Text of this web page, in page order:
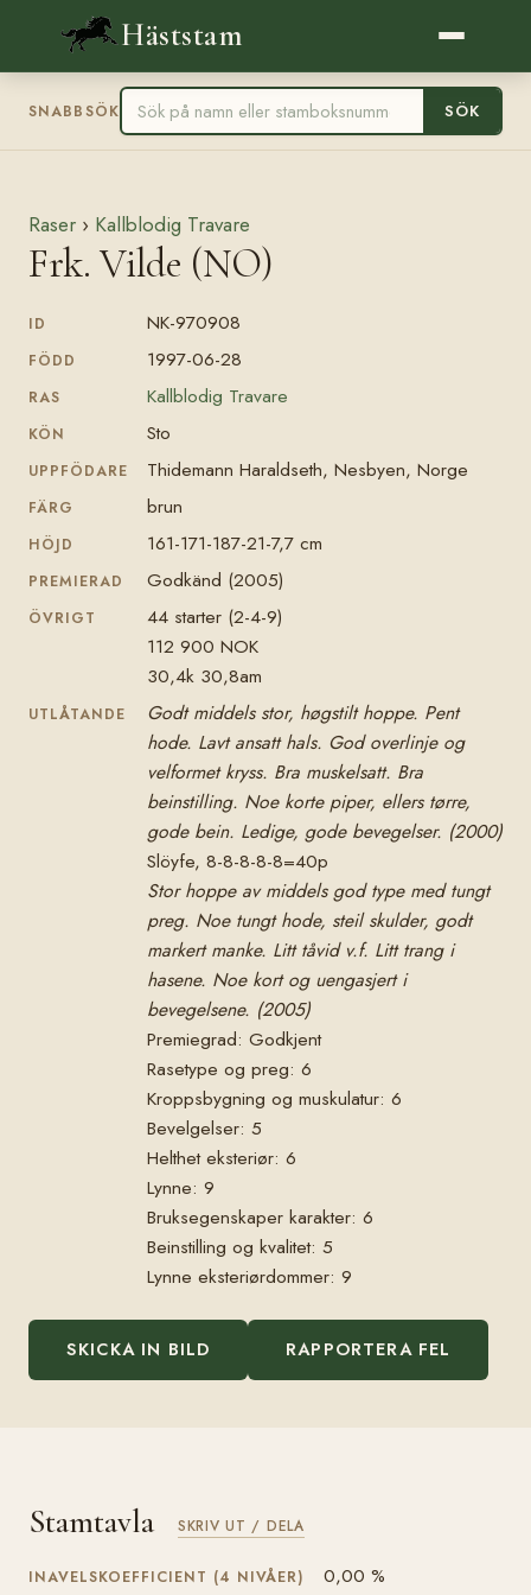
Häststam
SNABBSÖK SÖK
Raser › Kallblodig Travare
Frk. Vilde (NO)
ID NK-970908
FÖDD 1997-06-28
RAS Kallblodig Travare
KÖN Sto
UPPFÖDARE Thidemann Haraldseth, Nesbyen, Norge
FÄRG brun
HÖJD 161-171-187-21-7,7 cm
PREMIERAD Godkänd (2005)
ÖVRIGT
44 starter (2-4-9)
112 900 NOK
30,4k 30,8am
UTLÅTANDE
Godt middels stor, høgstilt hoppe. Pent
hode. Lavt ansatt hals. God overlinje og
velformet kryss. Bra muskelsatt. Bra
beinstilling. Noe korte piper, ellers tørre,
gode bein. Ledige, gode bevegelser. (2000)
Slöyfe, 8-8-8-8-8=40p
Stor hoppe av middels god type med tungt
preg. Noe tungt hode, steil skulder, godt
markert manke. Litt tåvid v.f. Litt trang i
hasene. Noe kort og uengasjert i
bevegelsene. (2005)
Premiegrad: Godkjent
Rasetype og preg: 6
Kroppsbygning og muskulatur: 6
Bevelgelser: 5
Helthet eksteriør: 6
Lynne: 9
Bruksegenskaper karakter: 6
Beinstilling og kvalitet: 5
Lynne eksteriørdommer: 9
SKICKA IN BILD RAPPORTERA FEL
Stamtavla SKRIV UT / DELA
INAVELSKOEFFICIENT (4 NIVÅER) 0,00 %